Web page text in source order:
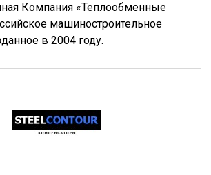
Компания «Теплообменные
машиностроительное
в 2004 году.